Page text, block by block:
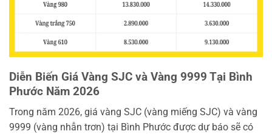
Diễn Biến Giá Vàng SJC và Vàng 9999 Tại Bình
Phước Năm 2026
Trong năm 2026, giá vàng SJC (vàng miếng SJC) và vàng
9999 (vàng nhẫn trơn) tại Bình Phước được dự báo sẽ có